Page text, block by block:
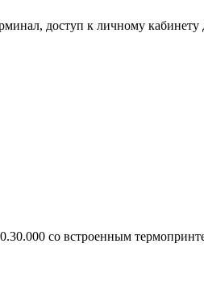
доступ к личному кабинету
со встроенным